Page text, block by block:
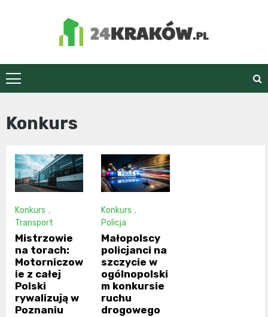
24Kraków.pl
Konkurs
Konkurs ,
Transport
Mistrzowie
na torach:
Motorniczow
ie z całej
Polski
rywalizują w
Poznaniu
Konkurs ,
Policja
Małopolscy
policjanci na
szczycie w
ogólnopolski
m konkursie
ruchu
drogowego